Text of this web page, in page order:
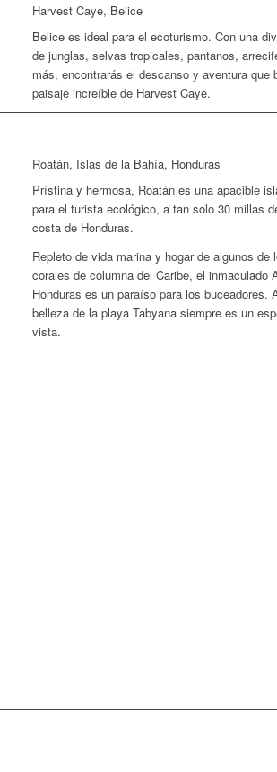
Harvest Caye, Belice
Belice es ideal para el ecoturismo. Con una
de junglas, selvas tropicales, pantanos,
más, encontrarás el descanso y aventura que
paisaje increíble de Harvest Caye.
Roatán, Islas de la Bahía, Honduras
Prístina y hermosa, Roatán es una apacible
para el turista ecológico, a tan solo 30 millas
costa de Honduras.
Repleto de vida marina y hogar de algunos de
corales de columna del Caribe, el inmaculado
Honduras es un paraíso para los buceadores.
belleza de la playa Tabyana siempre es un
vista.